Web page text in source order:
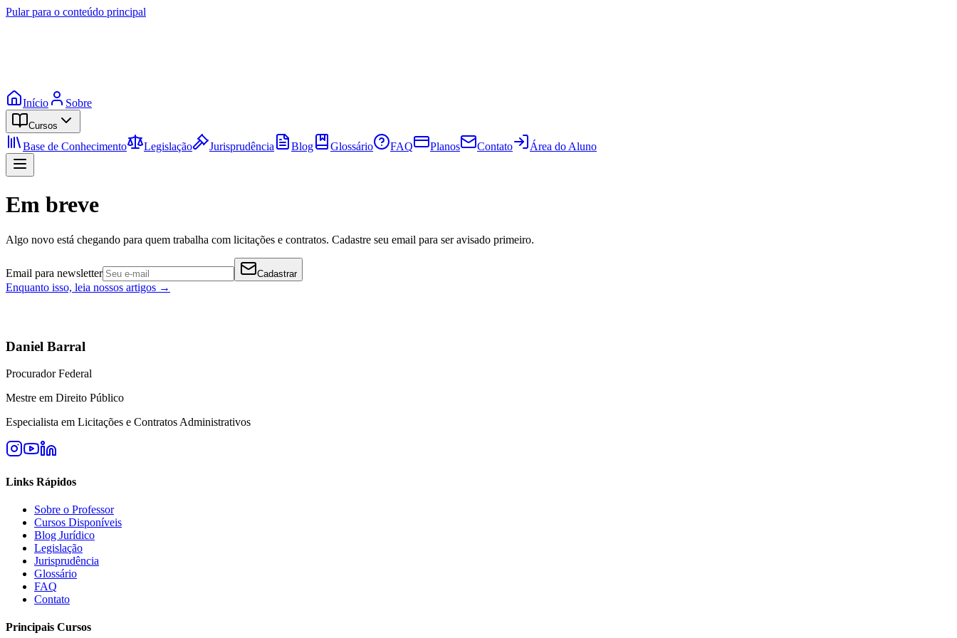
Pular para o conteúdo principal
Início Sobre
Cursos
Base de Conhecimento Legislação Jurisprudência Blog Glossário FAQ Planos Contato Área do Aluno
Em breve
Algo novo está chegando para quem trabalha com licitações e contratos. Cadastre seu email para ser avisado primeiro.
Email para newsletter Cadastrar
Enquanto isso, leia nossos artigos →
Daniel Barral
Procurador Federal
Mestre em Direito Público
Especialista em Licitações e Contratos Administrativos
Links Rápidos
Sobre o Professor
Cursos Disponíveis
Blog Jurídico
Legislação
Jurisprudência
Glossário
FAQ
Contato
Principais Cursos